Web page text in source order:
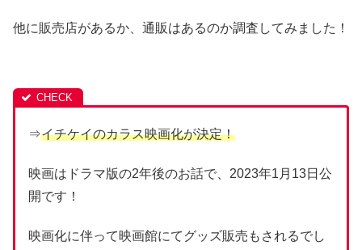
他に販売店があるか、通販はあるのか調査してみました！
⇒イチケイのカラス映画化が決定！
映画はドラマ版の2年後のお話で、2023年1月13日公
開です！
映画化に伴って映画館にてグッズ販売もされるでし